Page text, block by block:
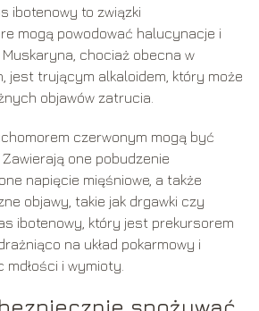
ibotenowy to związki
mogą powodować halucynacje i
chociaż obecna w
jest trującym alkaloidem, który może
objawów zatrucia.
czerwonym mogą być
one pobudzenie
napięcie mięśniowe, a także
objawy, takie jak drgawki czy
ibotenowy, który jest prekursorem
na układ pokarmowy i
mdłości i wymioty.